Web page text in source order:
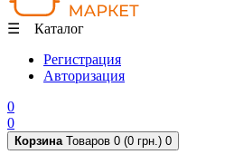
☰ Каталог
Регистрация
Авторизация
0
0
Корзина Товаров 0 (0 грн.) 0